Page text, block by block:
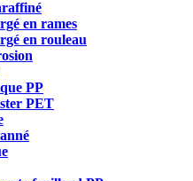
en rames
en rouleau
PP
PET